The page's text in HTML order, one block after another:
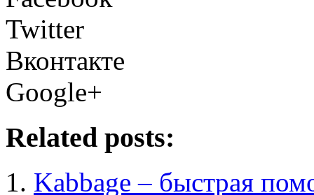
Twitter
Вконтакте
Google+
Related posts:
Kabbage – быстрая